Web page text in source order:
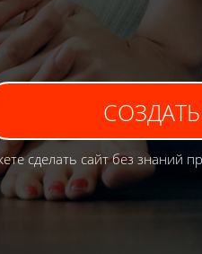
сделать сайт без знаний